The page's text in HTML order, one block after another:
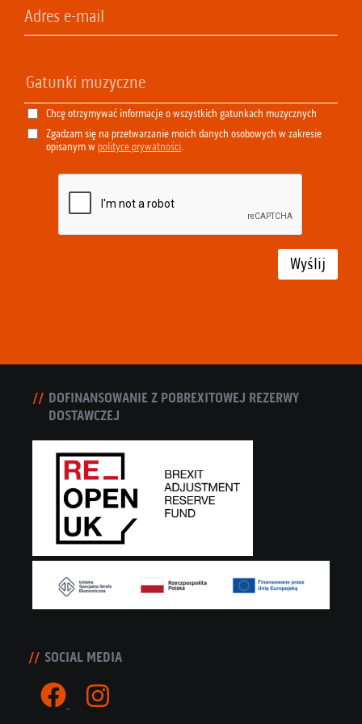
Chcę otrzymywać informacje o wszystkich gatunkach muzycznych
Zgadzam się na przetwarzanie moich danych osobowych w zakresie
opisanym w polityce prywatności.
Wyślij
DOFINANSOWANIE Z POBREXITOWEJ REZERWY
DOSTAWCZEJ
SOCIAL MEDIA